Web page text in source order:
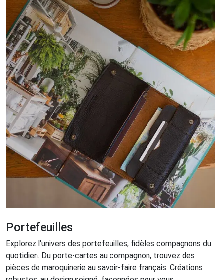
Portefeuilles
Explorez l'univers des portefeuilles, fidèles compagnons du
quotidien. Du porte-cartes au compagnon, trouvez des
pièces de maroquinerie au savoir-faire français. Créations